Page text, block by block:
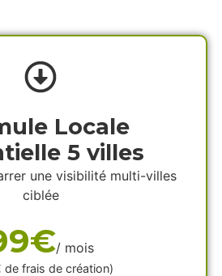
Locale
5 villes
une visibilité multi-villes
ciblée
/ mois
de frais de création)